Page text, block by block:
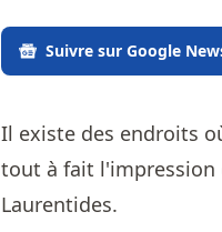
Suivre sur Google
Il existe des endroits
tout à fait l'impression
Laurentides.